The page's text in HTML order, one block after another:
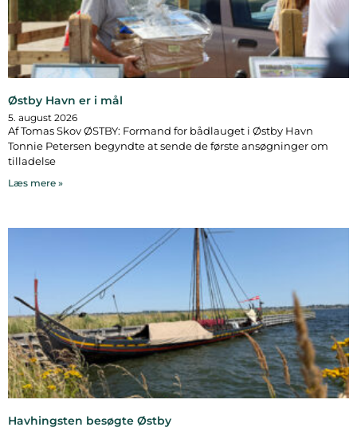
Østby Havn er i mål
5. august 2026
Af Tomas Skov ØSTBY: Formand for bådlauget i Østby Havn
Tonnie Petersen begyndte at sende de første ansøgninger om
tilladelse
Læs mere »
Havhingsten besøgte Østby